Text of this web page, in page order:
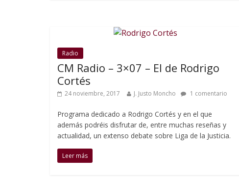
Radio
CM Radio – 3×07 – El de Rodrigo
Cortés
24 noviembre, 2017 J. Justo Moncho 1 comentario
Programa dedicado a Rodrigo Cortés y en el que
además podréis disfrutar de, entre muchas reseñas y
actualidad, un extenso debate sobre Liga de la Justicia.
Leer más